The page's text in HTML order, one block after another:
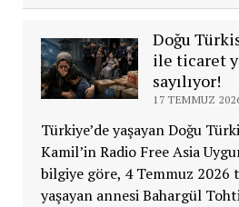
Doğu
ile ticaret
sayılıyor!
17 TEMMUZ
Türkiye’de yaşayan Doğu
Kamil’in Radio Free Asia
bilgiye göre, 4 Temmuz 2026
yaşayan annesi Bahargül